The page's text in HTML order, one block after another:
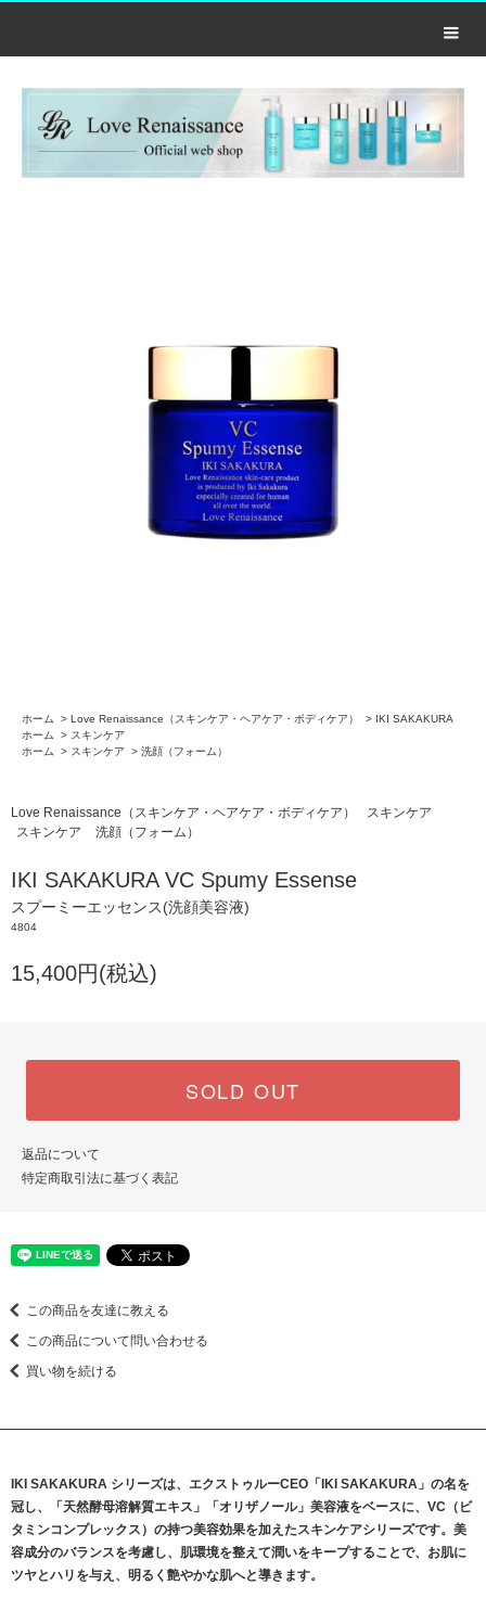
ホーム > Love Renaissance（スキンケア・ヘアケア・ボディケア） > IKI SAKAKURA
ホーム
> スキンケア
ホーム
> スキンケア > 洗顔（フォーム）
Love Renaissance（スキンケア・ヘアケア・ボディケア）
スキンケア
スキンケア
洗顔（フォーム）
IKI SAKAKURA VC Spumy Essense
スプーミーエッセンス(洗顔美容液)
4804
15,400円(税込)
SOLD OUT
返品について
特定商取引法に基づく表記
この商品を友達に教える
この商品について問い合わせる
買い物を続ける
IKI SAKAKURA シリーズは、エクストゥルーCEO「IKI SAKAKURA」の名を
冠し、「天然酵母溶解質エキス」「オリザノール」美容液をベースに、VC（ビ
タミンコンプレックス）の持つ美容効果を加えたスキンケアシリーズです。美
容成分のバランスを考慮し、肌環境を整えて潤いをキープすることで、お肌に
ツヤとハリを与え、明るく艶やかな肌へと導きます。